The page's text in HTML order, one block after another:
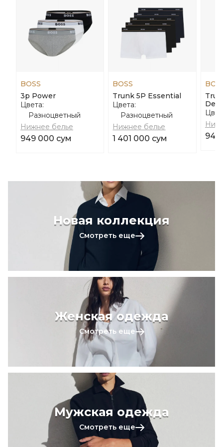
BOSS
3p Power
Цвета:
Разноцветный
Нижнее белье
949 000 сум
BOSS
Trunk 5P Essential
Цвета:
Разноцветный
Нижнее белье
1 401 000 сум 949
Новая коллекция
Смотреть еще
Женская одежда
Смотреть еще
Мужская одежда
Смотреть еще